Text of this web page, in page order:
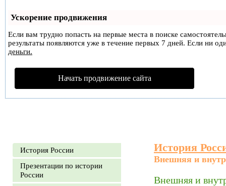
Ускорение продвижения
Если вам трудно попасть на первые места в поиске
результаты появляются уже в течение первых 7 дней. Если ни
деньги.
Начать продвижение сайта
История России
Презентации по истории
России
История
Внешняя и
Внешняя и